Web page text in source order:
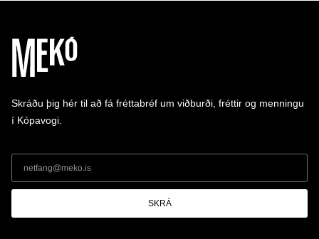
Skráðu þig hér til að fá fréttabréf um viðburði, fréttir og menningu
í Kópavogi.
SKRÁ